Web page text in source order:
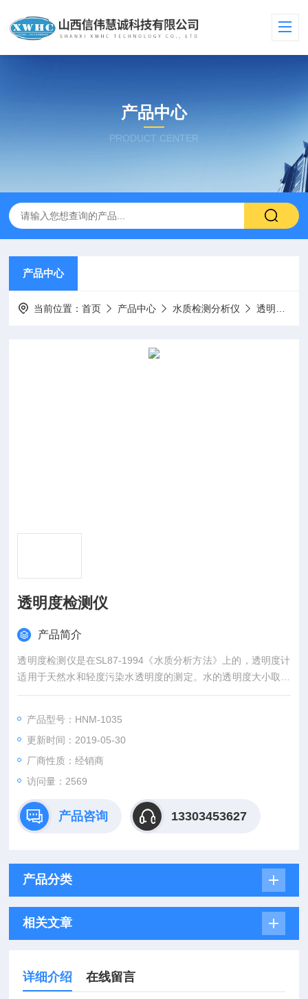
产品中心
PRODUCT CENTER
产品中心
当前位置：首页 产品中心 水质检测分析仪 透明度盘
透明度检测仪
产品简介
透明度检测仪是在SL87-1994《水质分析方法》上的，透明度计
适用于天然水和轻度污染水透明度的测定。水的透明度大小取决
于水的浑浊度（指水中混有各种浮游生物和悬浮物所造成的浑浊
产品型号：HNM-1035
更新时间：2019-05-30
厂商性质：经销商
访问量：2569
产品咨询 13303453627
产品分类
相关文章
详细介绍 在线留言